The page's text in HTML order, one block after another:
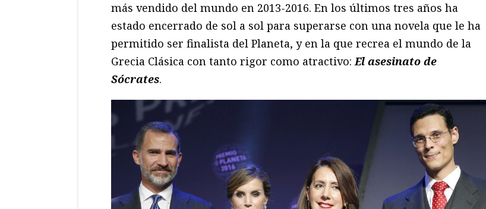
más vendido del mundo en 2013-2016. En los últimos tres años ha
estado encerrado de sol a sol para superarse con una novela que le ha
permitido ser finalista del Planeta, y en la que recrea el mundo de la
Grecia Clásica con tanto rigor como atractivo: El asesinato de
Sócrates.